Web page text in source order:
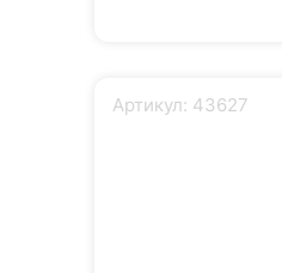
Артикул: 43627